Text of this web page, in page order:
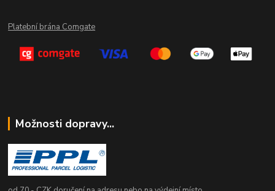
Platební brána Comgate
Možnosti dopravy...